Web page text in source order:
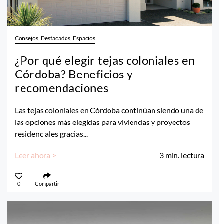
Consejos, Destacados, Espacios
¿Por qué elegir tejas coloniales en
Córdoba? Beneficios y
recomendaciones
Las tejas coloniales en Córdoba continúan siendo una de
las opciones más elegidas para viviendas y proyectos
residenciales gracias...
Leer ahora > 3 min. lectura
0 Compartir